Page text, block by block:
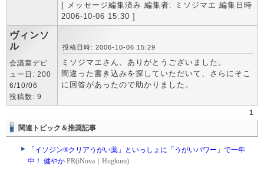
[ メッセージ編集済み 編集者: ミソジマエ 編集日時
2006-10-06 15:30 ]
ヴィンソ
ル
会議室デビ
ュー日: 200
6/10/06
投稿数: 9
投稿日時: 2006-10-06 15:29
ミソジマエさん、ありがとうございました。
間違った書き込みを探していただいて、さらにそこ
に回答があったので助かりました。
1
関連トピック＆推奨記事
「イソジン®クリアうがい薬」といっしょに「うがいパワー」で一年
中！ 健やか PR(iNova｜Hugkum)